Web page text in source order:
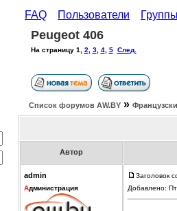
FAQ Пользователи
Peugeot 406
На страницу 1 2 3, 4, 5 След.
Список форумов АW.BY »
Автор
admin
Администрация
Заголовок
Добавлено: